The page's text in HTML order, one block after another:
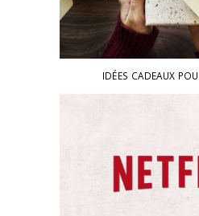
IDÉES CADEAUX